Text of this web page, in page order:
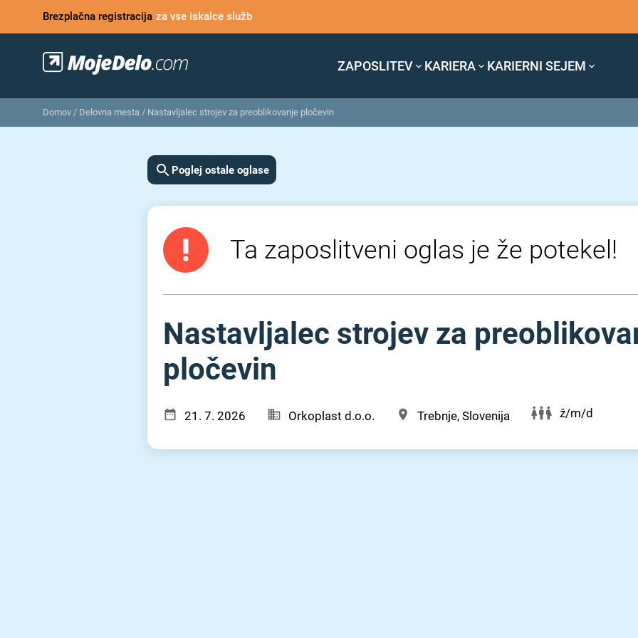
Brezplačna registracija za vse iskalce služb
ZAPOSLITEV KARIERA KARIERNI SEJEM
Domov / Delovna mesta / Nastavljalec strojev za preoblikovanje pločevin
Poglej ostale oglase
Ta zaposlitveni oglas je že potekel!
Nastavljalec strojev za
pločevin
21. 7. 2026 Orkoplast d.o.o. Trebnje, Slovenija ž/m/d